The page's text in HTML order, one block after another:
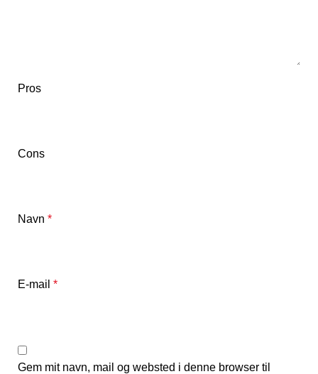
Pros
Cons
Navn *
E-mail *
Gem mit navn, mail og websted i denne browser til